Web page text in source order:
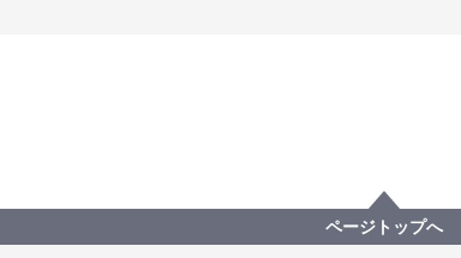
ページトップへ